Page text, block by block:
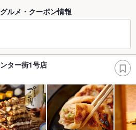
ルメ・クーポン情報
ター街1号店